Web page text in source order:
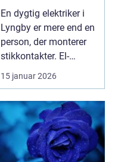
fagmand
En dygtig elektriker i
Lyngby er mere end en
person, der monterer
stikkontakter. El-
installationer e...
15 januar 2026